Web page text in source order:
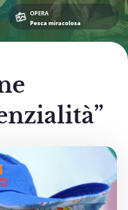
OPERA
Pesca miracolosa